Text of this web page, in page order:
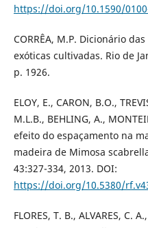
https://doi.org/10.1590/
CORRÊA, M.P. Dicionário
exóticas cultivadas. Rio de
p. 1926.
ELOY, E., CARON, B.O.,
M.L.B., BEHLING, A.,
efeito do espaçamento na
madeira de Mimosa
43:327-334, 2013. DOI:
https://doi.org/10.5380/
FLORES, T. B., ALVARES, C.